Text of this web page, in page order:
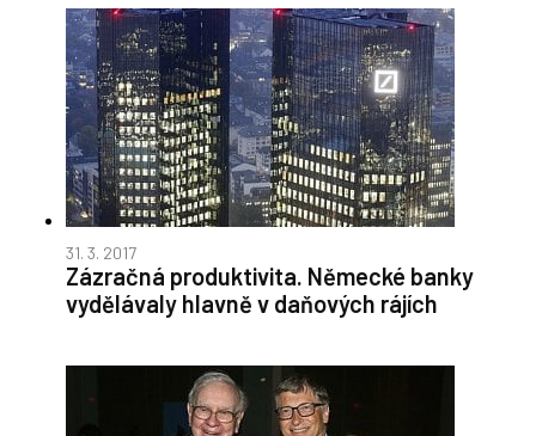
31. 3. 2017
Zázračná produktivita. Německé banky
vydělávaly hlavně v daňových rájích